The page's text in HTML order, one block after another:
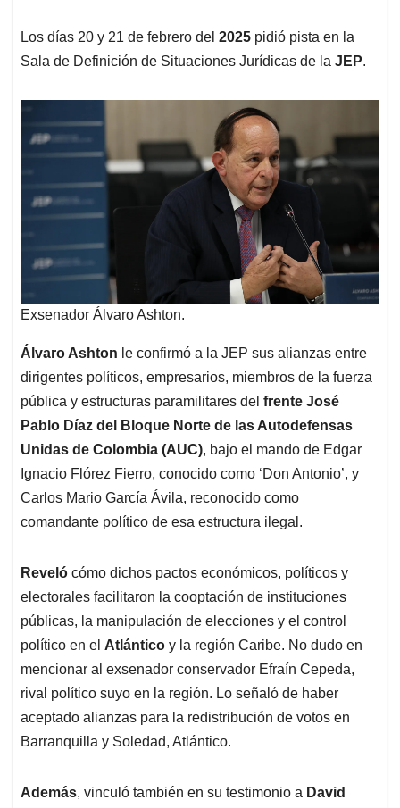
Los días 20 y 21 de febrero del 2025 pidió pista en la
Sala de Definición de Situaciones Jurídicas de la JEP.
Exsenador Álvaro Ashton.
Álvaro Ashton le confirmó a la JEP sus alianzas entre
dirigentes políticos, empresarios, miembros de la fuerza
pública y estructuras paramilitares del frente José
Pablo Díaz del Bloque Norte de las Autodefensas
Unidas de Colombia (AUC), bajo el mando de Edgar
Ignacio Flórez Fierro, conocido como ‘Don Antonio’, y
Carlos Mario García Ávila, reconocido como
comandante político de esa estructura ilegal.
Reveló cómo dichos pactos económicos, políticos y
electorales facilitaron la cooptación de instituciones
públicas, la manipulación de elecciones y el control
político en el Atlántico y la región Caribe. No dudo en
mencionar al exsenador conservador Efraín Cepeda,
rival político suyo en la región. Lo señaló de haber
aceptado alianzas para la redistribución de votos en
Barranquilla y Soledad, Atlántico.
Además, vinculó también en su testimonio a David